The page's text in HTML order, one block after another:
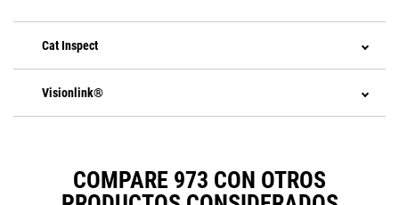
Cat Inspect
Visionlink®
COMPARE 973 CON OTROS